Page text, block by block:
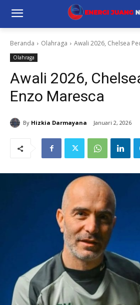
Beranda Olahraga Awali 2026, Chelsea
Olahraga
Awali 2026,
Enzo Maresca
By Hizkia Darmayana Januari 2, 2026